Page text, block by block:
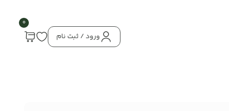
ورود / ثبت نام
0